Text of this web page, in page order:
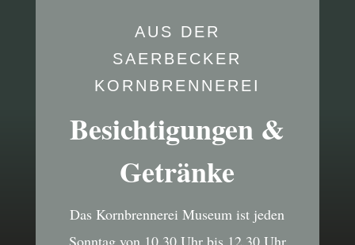
AUS DER
SAERBECKER
KORNBRENNEREI
Besichtigungen &
Getränke
Das Kornbrennerei Museum ist jeden
Sonntag von 10.30 Uhr bis 12.30 Uhr